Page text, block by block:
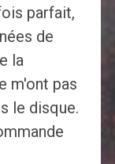
parfait,
de
la
m'ont pas
le disque.